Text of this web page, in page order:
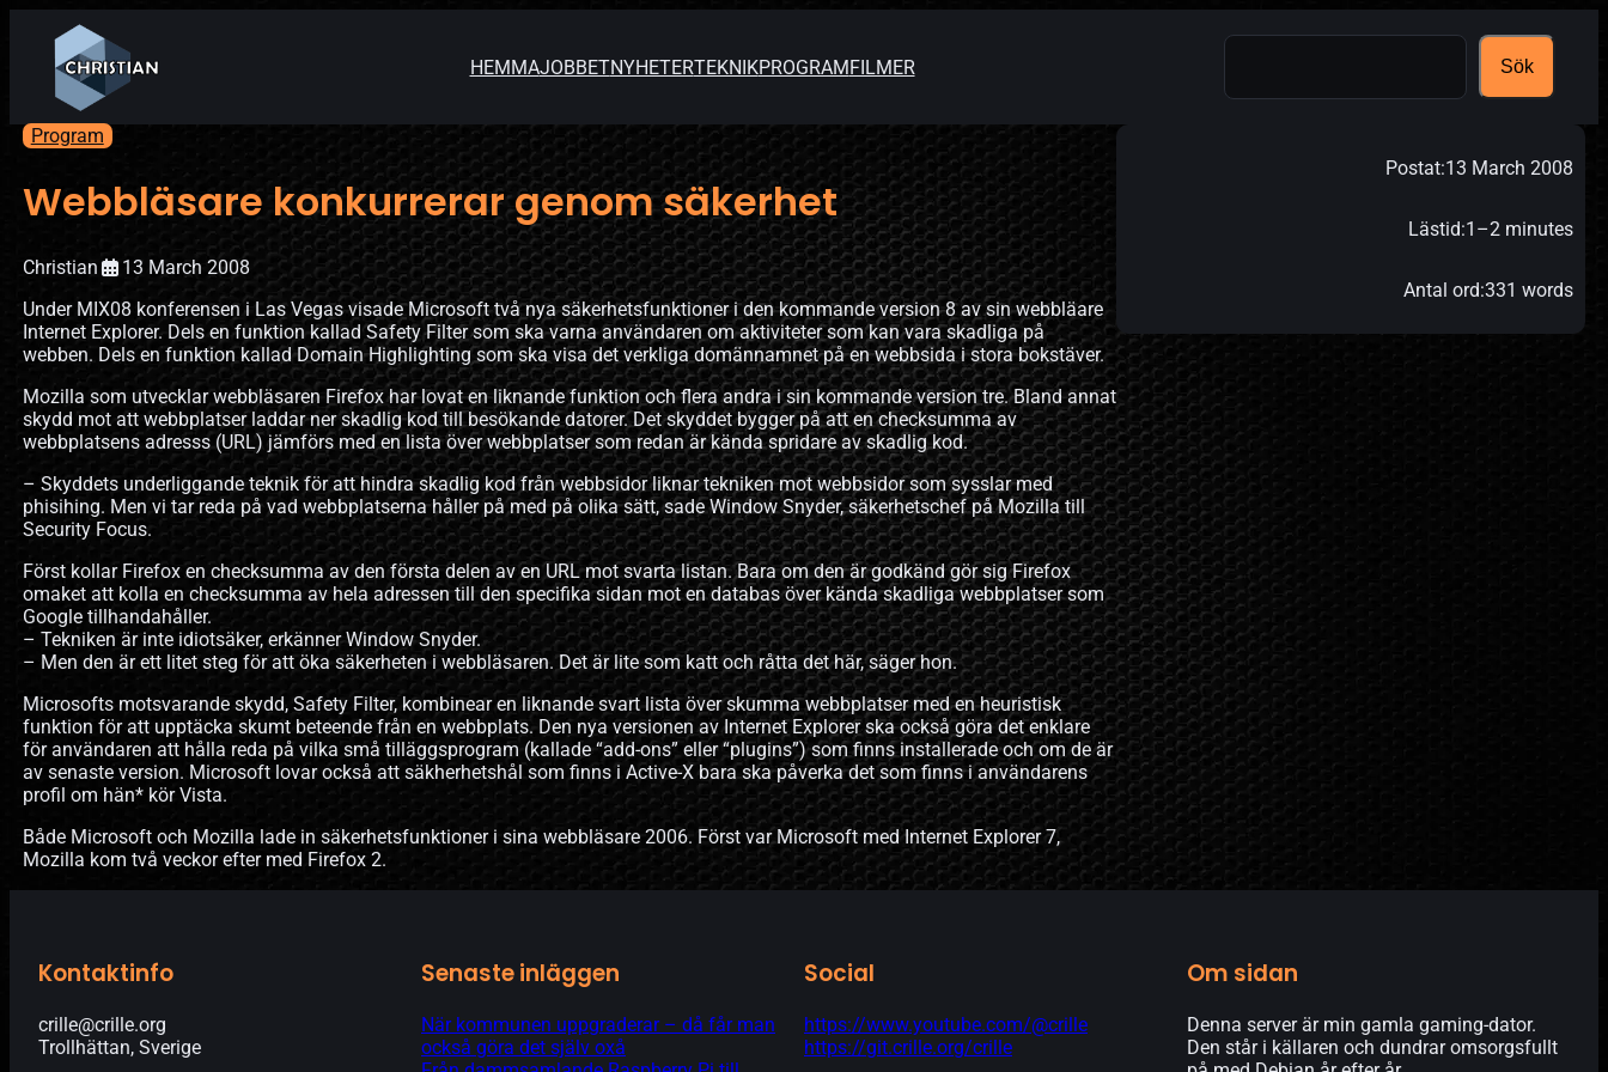
HEMMAJOBBETNYHETERTEKNIKPROGRAMFILMER
Search
Sök
Program
Webbläsare konkurrerar genom säkerhet
Christian
13 March 2008
Under MIX08 konferensen i Las Vegas visade Microsoft två nya säkerhetsfunktioner i den kommande version 8 av sin webbläare
Internet Explorer. Dels en funktion kallad Safety Filter som ska varna användaren om aktiviteter som kan vara skadliga på
webben. Dels en funktion kallad Domain Highlighting som ska visa det verkliga domännamnet på en webbsida i stora bokstäver.
Mozilla som utvecklar webbläsaren Firefox har lovat en liknande funktion och flera andra i sin kommande version tre. Bland annat
skydd mot att webbplatser laddar ner skadlig kod till besökande datorer. Det skyddet bygger på att en checksumma av
webbplatsens adresss (URL) jämförs med en lista över webbplatser som redan är kända spridare av skadlig kod.
– Skyddets underliggande teknik för att hindra skadlig kod från webbsidor liknar tekniken mot webbsidor som sysslar med
phisihing. Men vi tar reda på vad webbplatserna håller på med på olika sätt, sade Window Snyder, säkerhetschef på Mozilla till
Security Focus.
Först kollar Firefox en checksumma av den första delen av en URL mot svarta listan. Bara om den är godkänd gör sig Firefox
omaket att kolla en checksumma av hela adressen till den specifika sidan mot en databas över kända skadliga webbplatser som
Google tillhandahåller.
– Tekniken är inte idiotsäker, erkänner Window Snyder.
– Men den är ett litet steg för att öka säkerheten i webbläsaren. Det är lite som katt och råtta det här, säger hon.
Microsofts motsvarande skydd, Safety Filter, kombinear en liknande svart lista över skumma webbplatser med en heuristisk
funktion för att upptäcka skumt beteende från en webbplats. Den nya versionen av Internet Explorer ska också göra det enklare
för användaren att hålla reda på vilka små tilläggsprogram (kallade “add-ons” eller “plugins”) som finns installerade och om de är
av senaste version. Microsoft lovar också att säkherhetshål som finns i Active-X bara ska påverka det som finns i användarens
profil om hän* kör Vista.
Både Microsoft och Mozilla lade in säkerhetsfunktioner i sina webbläsare 2006. Först var Microsoft med Internet Explorer 7,
Mozilla kom två veckor efter med Firefox 2.
Postat:13 March 2008
Lästid:1–2 minutes
Antal ord:331 words
Kontaktinfo
crille@crille.org
Trollhättan, Sverige
Senaste inläggen
När kommunen uppgraderar – då får man
också göra det själv oxå
Social
https://www.youtube.com/@crille
https://git.crille.org/crille
Om sidan
Denna server är min gamla gaming-dator.
Den står i källaren och dundrar omsorgsfullt